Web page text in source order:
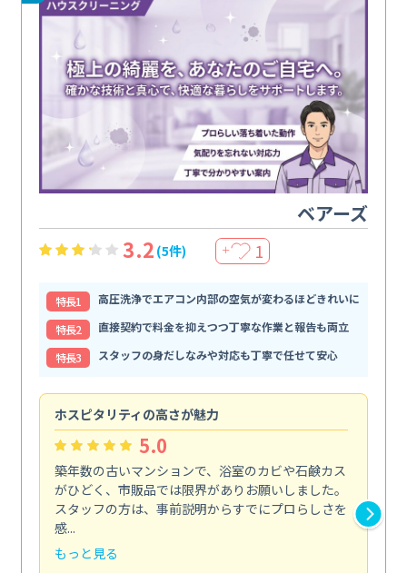
ベアーズ
3.2 (5件) ＋ 1
特⻑1
高圧洗浄でエアコン内部の空気が変わるほどきれいに
特⻑2
直接契約で料金を抑えつつ丁寧な作業と報告も両立
特⻑3
スタッフの身だしなみや対応も丁寧で任せて安心
ホスピタリティの高さが魅力
5.0
築年数の古いマンションで、浴室のカビや石鹸カス
がひどく、市販品では限界がありお願いしました。
スタッフの方は、事前説明からすでにプロらしさを
感...
もっと見る